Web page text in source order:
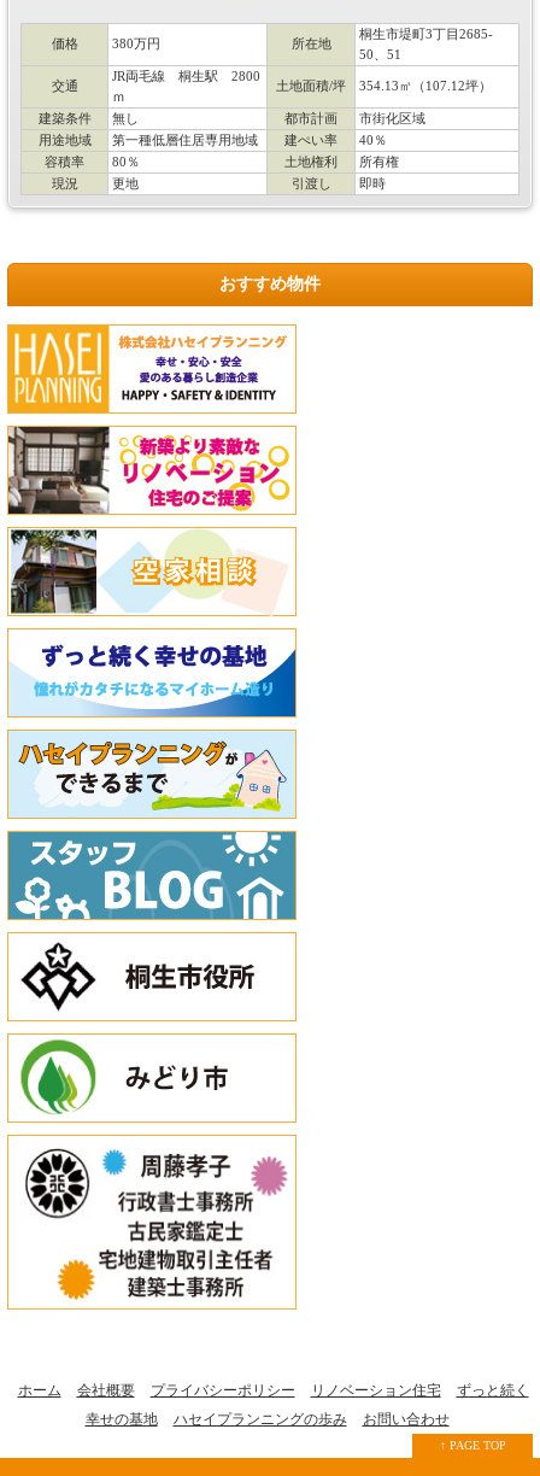
価格 380万円 所在地
桐生市堤町3丁目2685-
50、51
交通
JR両毛線 桐生駅 2800
ｍ
土地面積/坪 354.13㎡（107.12坪）
建築条件 無し 都市計画
市街化区域
用途地域
第一種低層住居専用地域 建ぺい率
40％
容積率
80％ 土地権利
所有権
現況
更地 引渡し 即時
おすすめ物件
ホーム 会社概要 プライバシーポリシー リノベーション住宅
ずっと続く
幸せの基地
ハセイプランニングの歩み お問い合わせ
↑ PAGE TOP